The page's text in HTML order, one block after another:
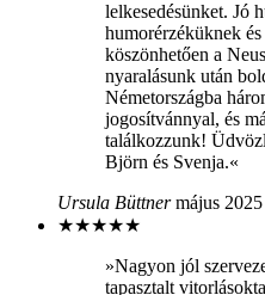
lelkesedésünket. Jó
humorérzéküknek
köszönhetően a
nyaralásunk után
Németországba
jogosítvánnyal, és
találkozzunk!
Björn és Svenja.«
Ursula Büttner május 2025
★★★★★
»Nagyon jól
tapasztalt